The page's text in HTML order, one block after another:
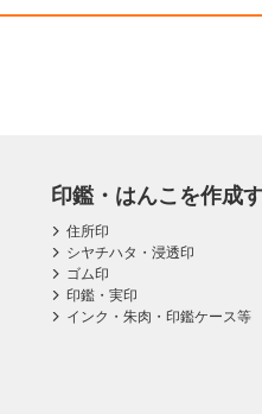
印鑑・はんこを作成
住所印
シヤチハタ・浸透印
ゴム印
印鑑・実印
インク・朱肉・印鑑ケース等